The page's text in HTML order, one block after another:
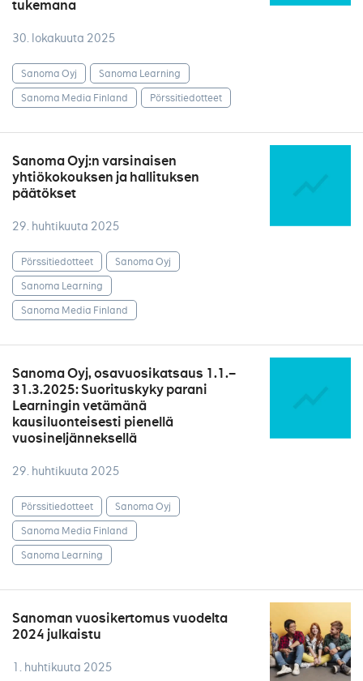
tukemana
30. lokakuuta 2025
Sanoma Oyj
Sanoma Learning
Sanoma Media Finland
Pörssitiedotteet
Sanoma Oyj:n varsinaisen
yhtiökokouksen ja hallituksen
päätökset
29. huhtikuuta 2025
Pörssitiedotteet
Sanoma Oyj
Sanoma Learning
Sanoma Media Finland
Sanoma Oyj, osavuosikatsaus 1.1.–
31.3.2025: Suorituskyky parani
Learningin vetämänä
kausiluonteisesti pienellä
vuosineljänneksellä
29. huhtikuuta 2025
Pörssitiedotteet
Sanoma Oyj
Sanoma Media Finland
Sanoma Learning
Sanoman vuosikertomus vuodelta
2024 julkaistu
1. huhtikuuta 2025